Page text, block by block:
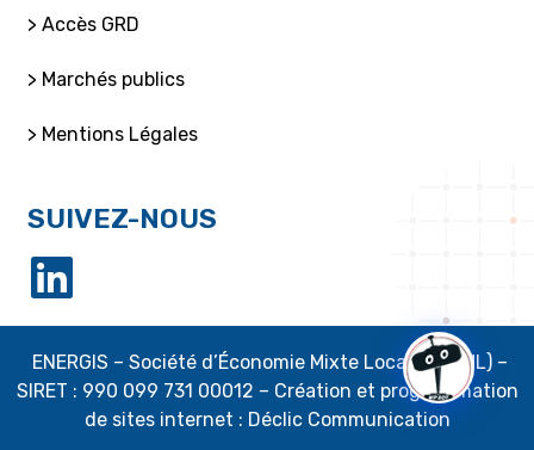
> Accès GRD
> Marchés publics
> Mentions Légales
SUIVEZ-NOUS
ENERGIS – Société d’Économie Mixte Locale ( SEML) –
SIRET : 990 099 731 00012 – Création et programmation
de sites internet : Déclic Communication